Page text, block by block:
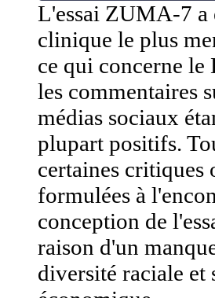
L'essai ZUMA-7 a
clinique le plus
ce qui concerne
les commentaires
médias sociaux
plupart positifs.
certaines critiques
formulées à
conception de
raison d'un
diversité raciale et